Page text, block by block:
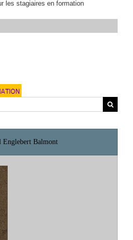
les stagiaires en formation
Englebert Balmont